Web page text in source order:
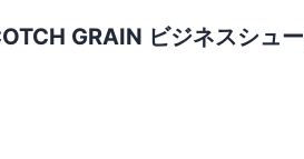
GRAIN ビジネスシュ